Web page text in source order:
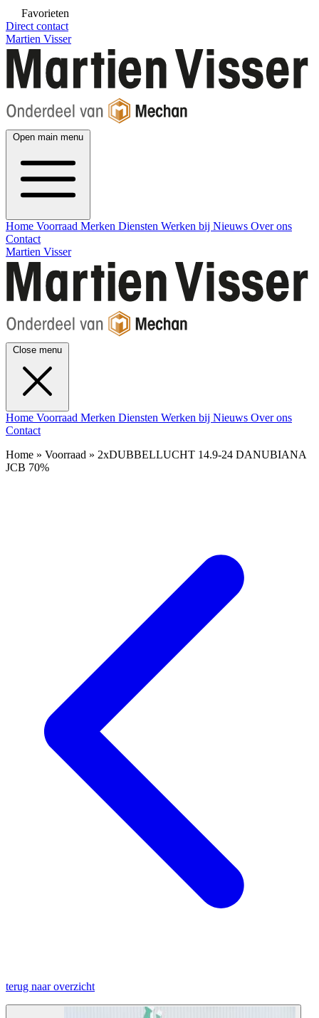
Favorieten
Direct contact
Martien Visser
Open main menu
Home Voorraad Merken Diensten Werken bij Nieuws Over ons
Contact
Martien Visser
Close menu
Home Voorraad Merken Diensten Werken bij Nieuws Over ons
Contact
Home » Voorraad » 2xDUBBELLUCHT 14.9-24 DANUBIANA
JCB 70%
terug naar overzicht